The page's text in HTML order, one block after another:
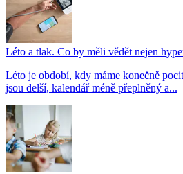
Léto a tlak. Co by měli vědět nejen
Léto je období, kdy máme konečně
jsou delší, kalendář méně přeplněný a...